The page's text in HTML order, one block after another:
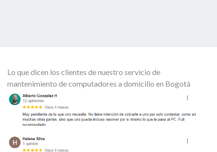
Lo que dicen los clientes de nuestro servicio de
mantenimiento de computadores a domicilio en Bogotá